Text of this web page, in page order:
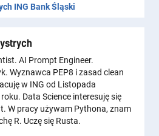
ING Bank Śląski
AI Prompt Engineer.
Wyznawca PEP8 i zasad clean
w ING od Listopada
roku. Data Science interesuję się
W pracy używam Pythona, znam
R. Uczę się Rusta.